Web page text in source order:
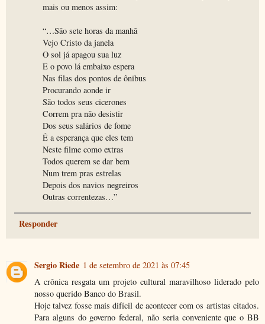
mais ou menos assim:
“…São sete horas da manhã
Vejo Cristo da janela
O sol já apagou sua luz
E o povo lá embaixo espera
Nas filas dos pontos de ônibus
Procurando aonde ir
São todos seus cicerones
Correm pra não desistir
Dos seus salários de fome
É a esperança que eles tem
Neste filme como extras
Todos querem se dar bem
Num trem pras estrelas
Depois dos navios negreiros
Outras correntezas…”
Responder
Sergio Riede 1 de setembro de 2021 às 07:45
A crônica resgata um projeto cultural maravilhoso liderado pelo
nosso querido Banco do Brasil.
Hoje talvez fosse mais difícil de acontecer com os artistas citados.
Para alguns do governo federal, não seria conveniente que o BB